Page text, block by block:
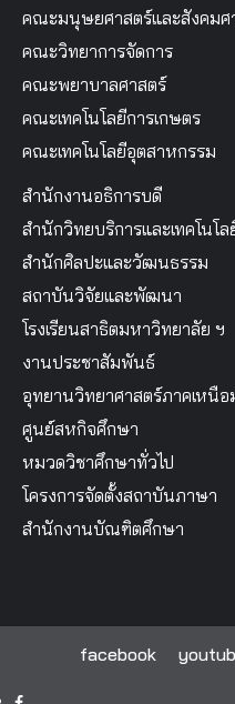
คณะมนุษยศาสตร์และสังคมศ
คณะวิทยาการจัดการ
คณะพยาบาลศาสตร์
คณะเทคโนโลยีการเกษตร
คณะเทคโนโลยีอุตสาหกรรม
สำนักงานอธิการบดี
สำนักวิทยบริการและเทคโนโล
สำนักศิลปะและวัฒนธรรม
สถาบันวิจัยและพัฒนา
โรงเรียนสาธิตมหาวิทยาลัย ฯ
งานประชาสัมพันธ์
อุทยานวิทยาศาสตร์ภาคเหนือ
ศูนย์สหกิจศึกษา
หมวดวิชาศึกษาทั่วไป
โครงการจัดตั้งสถาบันภาษา
สำนักงานบัณฑิตศึกษา
facebook
facebook